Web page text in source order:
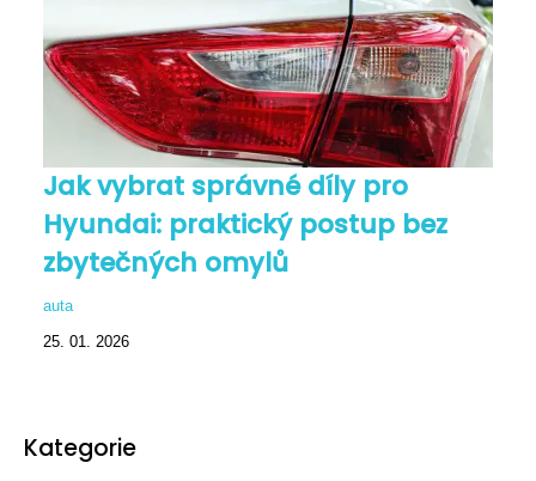
Jak vybrat správné díly pro
Hyundai: praktický postup bez
zbytečných omylů
auta
25. 01. 2026
Kategorie